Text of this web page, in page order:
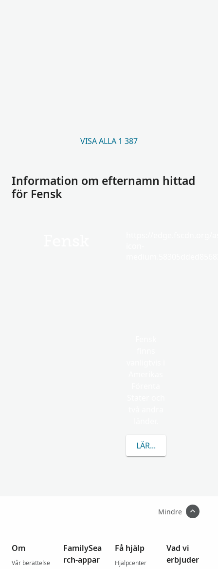
VISA ALLA 1 387
Information om efternamn hittad
för Fensk
LÄR DIG MER OM
Mindre
Om
Vår berättelse
FamilySea
rch-appar
Få hjälp
Hjälpcenter
Vad vi
erbjuder